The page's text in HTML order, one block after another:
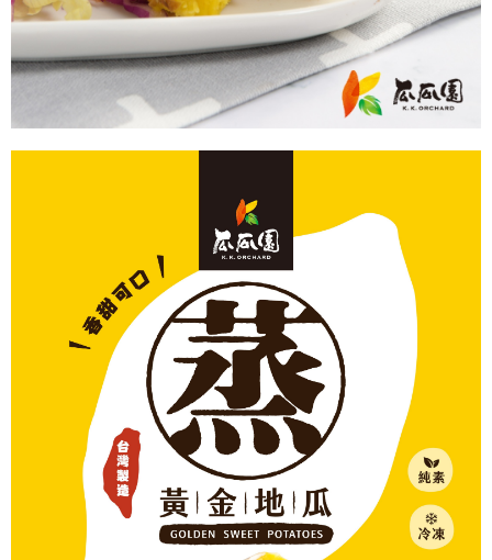
４．使用「AFTEE先享後付」時，將依據個別帳號之用戶狀況，依本公司即
時審查核予不同之上限額度；若仍有額度不足之情形，本公司將視審查結果
請求用戶進行身份認證。
５．嚴禁一人註冊多個帳號或使用他人資訊註冊。若發現惡意使用之情形，
恩沛科技股份有限公司將有權停止該用戶之使用額度並採取法律行動。